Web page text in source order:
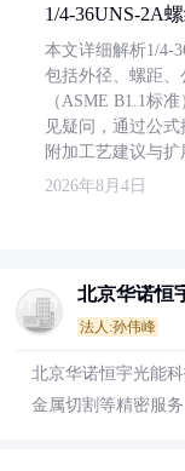
1/4-36UNS-2A
本文详细解析1/4-
包括外径、螺距
（ASME B1.1标
见疑问，通过公
附加工艺建议与扩
2026年8月4日
北京华诺恒
法人:孙伟峰
北京华诺恒宇光能
金属切割等精密服